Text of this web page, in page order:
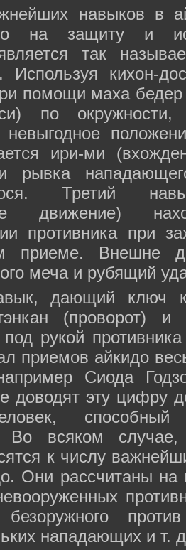
навыков в
на защиту и
так
Используя кихон-
помощи маха
по
невыгодное
ири-ми
рывка
Третий
движение)
противника при
приеме. Внешне
меча и рубящий
дающий ключ
(проворот)
под рукой
приемов айкидо
Сиода
доводят эту цифру
Во всяком
к числу
Они рассчитаны
безоружного
нападающих и т.